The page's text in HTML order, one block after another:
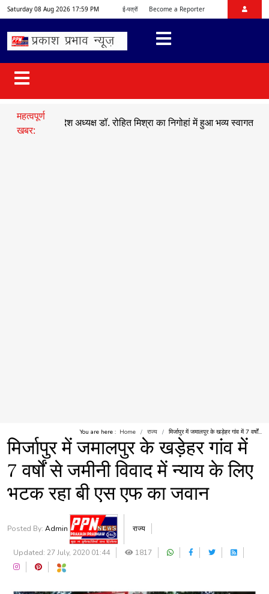
Saturday 08 Aug 2026 17:59 PM ई-पत्रों Become a Reporter
महत्वपूर्ण
खबर:
प्रदेश अध्यक्ष डॉ. रोहित मिश्रा का निगोहां में हुआ भव्य स्वागत ●सड़क
You are here : Home राज्य मिर्जापुर में जमालपुर के खड़ेहर गांव में 7 वर्षों...
मिर्जापुर में जमालपुर के खड़ेहर गांव में
7 वर्षों से जमीनी विवाद में न्याय के लिए
भटक रहा बी एस एफ का जवान
Posted By: Admin राज्य
Updated: 27 July, 2020 01:44 1817